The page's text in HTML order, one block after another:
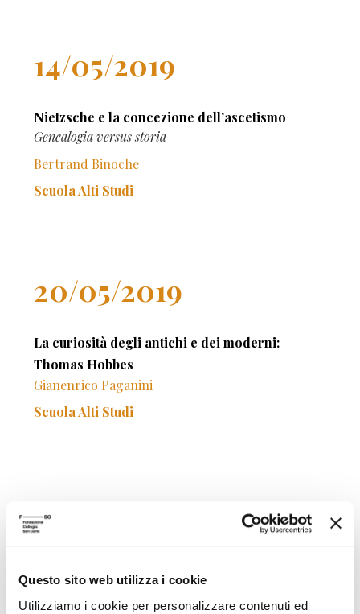
Questo sito web utilizza i cookie
Utilizziamo i cookie per personalizzare contenuti ed
14/05/2019
Nietzsche e la concezione dell’ascetismo
Genealogia versus storia
Bertrand Binoche
Scuola Alti Studi
20/05/2019
La curiosità degli antichi e dei moderni:
Thomas Hobbes
Gianenrico Paganini
Scuola Alti Studi
31/05/2019
Olivier Boulnois